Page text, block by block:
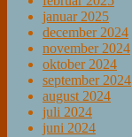
januar 2025
december 2024
november 2024
oktober 2024
september 2024
august 2024
juli 2024
juni 2024